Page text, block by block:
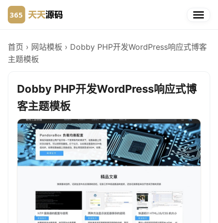
首页 › 网站模板 › Dobby PHP开发WordPress响应式博客
主题模板
Dobby PHP开发WordPress响应式博
客主题模板